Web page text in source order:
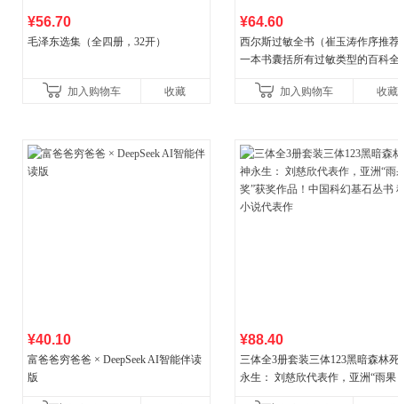
¥56.70
毛泽东选集（全四册，32开）
加入购物车 收藏
¥64.60
西尔斯过敏全书（崔玉涛作序推
一本书囊括所有过敏类型的百科
加入购物车
收藏
¥40.10
富爸爸穷爸爸 × DeepSeek AI智能伴读
版
¥88.40
三体全3册套装三体123黑暗森林
永生： 刘慈欣代表作，亚洲“雨果